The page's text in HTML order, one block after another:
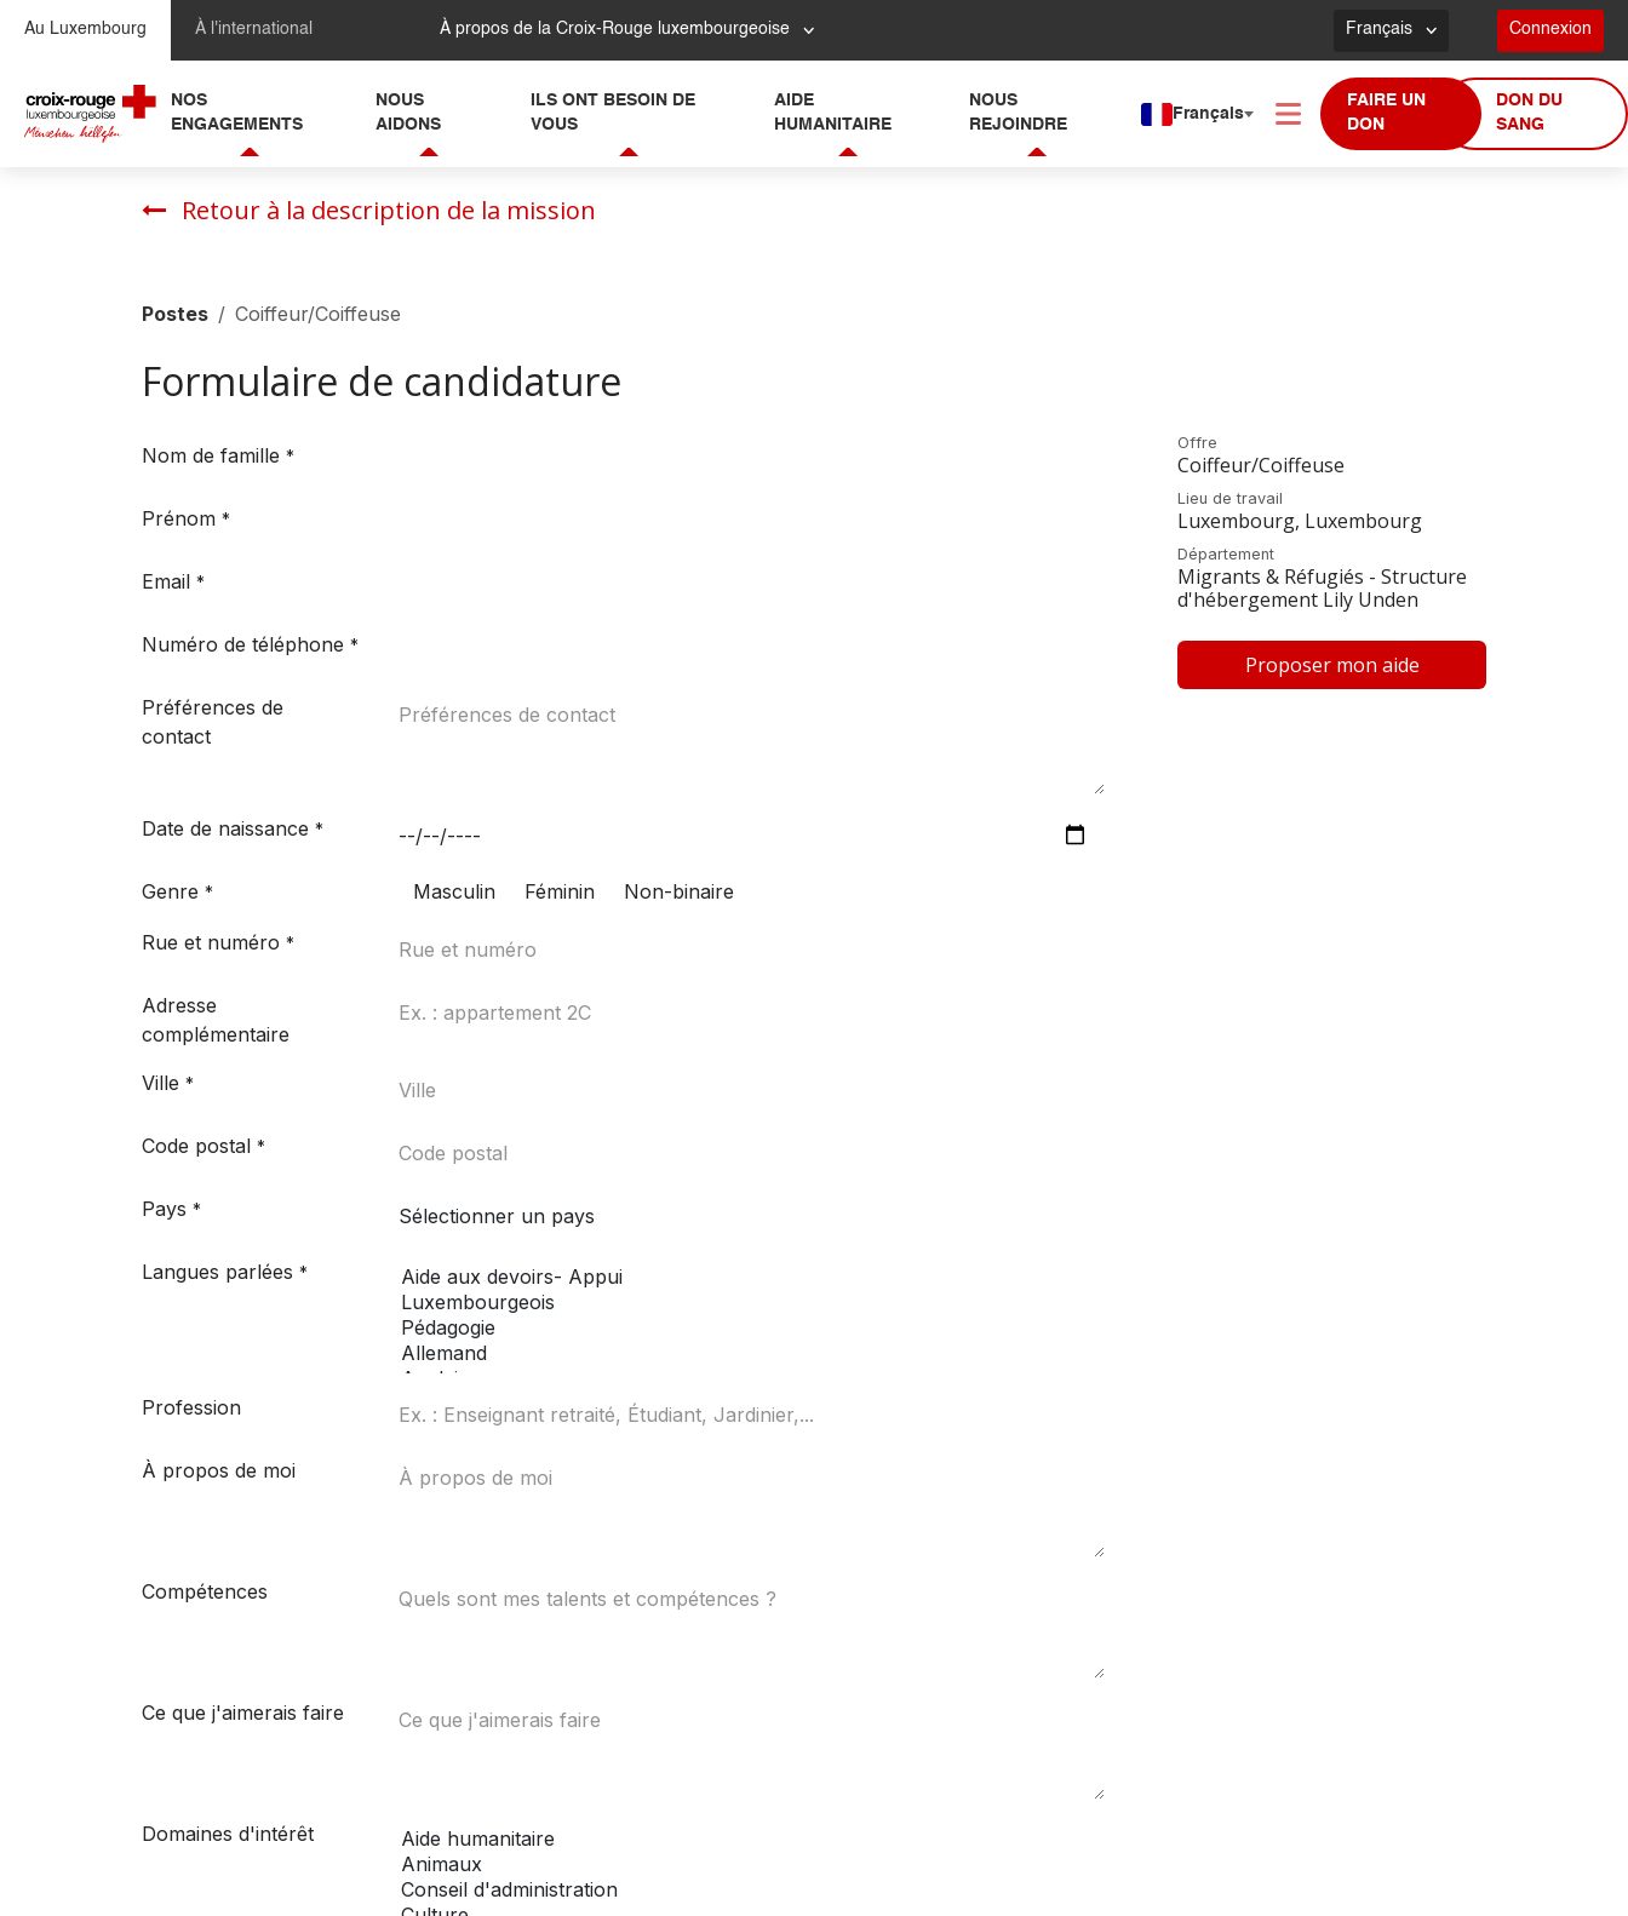
Au Luxembourg À l'international À propos de la Croix-Rouge luxembourgeoise Français Connexion
NOS
ENGAGEMENTS
NOUS
AIDONS
ILS ONT BESOIN DE
VOUS
AIDE
HUMANITAIRE
NOUS
REJOINDRE
Français
FAIRE UN
DON
DON DU
SANG
Retour à la description de la mission
Postes Coiffeur/Coiffeuse
Formulaire de candidature
Nom de famille *
Prénom *
Email *
Numéro de téléphone *
Préférences de
contact
Date de naissance *
Genre * Masculin Féminin Non-binaire
Rue et numéro *
Adresse
complémentaire
Ville *
Code postal *
Pays *
Langues parlées *
Profession
À propos de moi
Compétences
Ce que j'aimerais faire
Domaines d'intérêt
Offre
Coiffeur/Coiffeuse
Lieu de travail
Luxembourg, Luxembourg
Département
Migrants & Réfugiés - Structure
d'hébergement Lily Unden
Proposer mon aide